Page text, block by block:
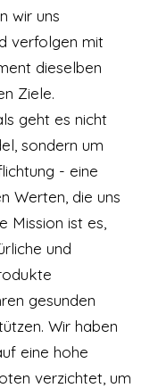
wir uns
verfolgen mit
dieselben
Ziele.
geht es nicht
sondern um
- eine
Werten, die uns
Mission ist es,
und
gesunden
Wir haben
eine hohe
verzichtet, um